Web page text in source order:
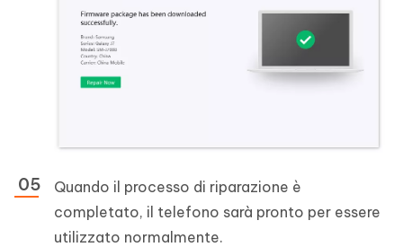
Quando il processo di riparazione è
completato, il telefono sarà pronto per essere
utilizzato normalmente.